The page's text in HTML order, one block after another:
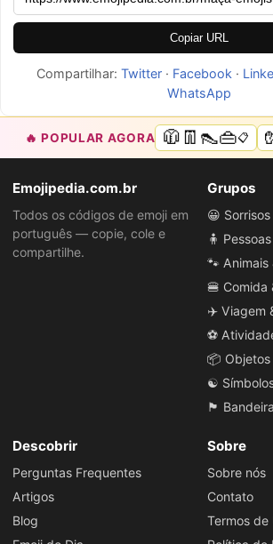
Copiar URL
Compartilhar: Twitter· Facebook ·
WhatsApp
🔥 POPULAR AGORA 🧥👖👠👜📋
Emojipedia.com.br
Todos os códigos de emoji em
português — copie, cole e
compartilhe.
Grupos
😀
🧍
🐾 Animais
🍔 Comida
✈️ Viagem
⚽
📦 Objetos
☯️
🏴
Descobrir
Perguntas Frequentes
Artigos
Blog
Sobre
Sobre nós
Contato
Termos de